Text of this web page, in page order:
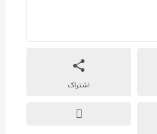
اشتراک